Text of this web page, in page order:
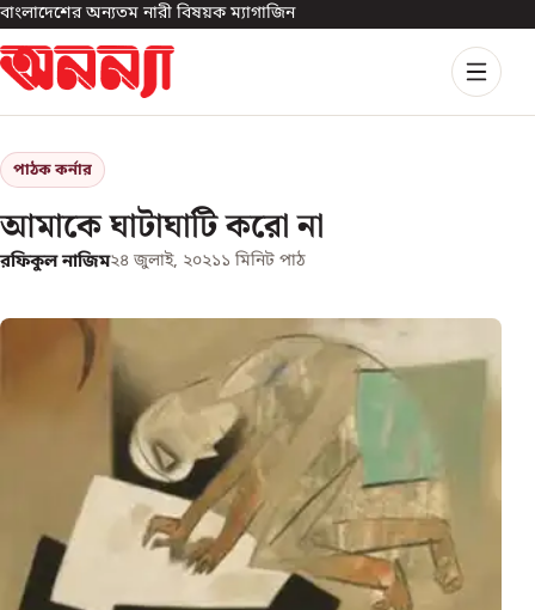
বাংলাদেশের অন্যতম নারী বিষয়ক ম্যাগাজিন
পাঠক কর্নার
আমাকে ঘাটাঘাটি করো না
রফিকুল নাজিম২৪ জুলাই, ২০২১১ মিনিট পাঠ